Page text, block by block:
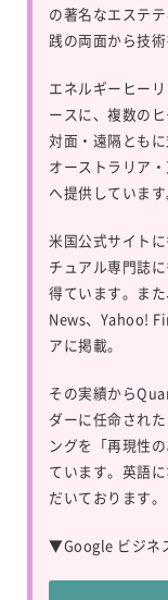
の著名なエステ
践の両面から技術
エネルギーヒーリ
ースに、複数の
対面・遠隔とも
オーストラリア
へ提供しています
米国公式サイト
チュアル専門誌
得ています。ま
News、Yahoo!
アに掲載。
その実績から
ダーに任命され
ングを「再現性
ています。英語
だいております。
▼Google ビジネ